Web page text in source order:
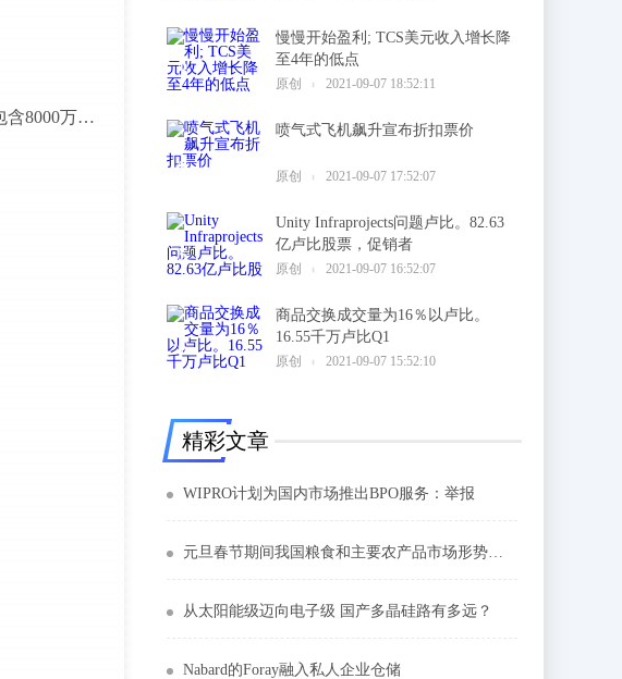
中心的目标是在未来四个月内创建一个包含8000万农民的数据库
慢慢开始盈利; TCS美元收入增长降
至4年的低点
原创 2021-09-07 18:52:11
3
喷气式飞机飙升宣布折扣票价
原创 2021-09-07 17:52:07
4
Unity Infraprojects问题卢比。82.63
亿卢比股票，促销者
原创 2021-09-07 16:52:07
5
商品交换成交量为16％以卢比。
16.55千万卢比Q1
原创 2021-09-07 15:52:10
6
精彩文章
WIPRO计划为国内市场推出BPO服务：举报
元旦春节期间我国粮食和主要农产品市场形势稳定向好
从太阳能级迈向电子级 国产多晶硅路有多远？
Nabard的Foray融入私人企业仓储